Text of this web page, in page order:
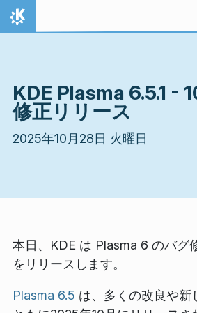
スキップ
ホーム
KDE Plasma 6.5.1 -
修正リリース
2025年10月28日 火曜日
本日、KDE は Plasma 6 のバグ
をリリースします。
Plasma 6.5 は、多くの改良や新